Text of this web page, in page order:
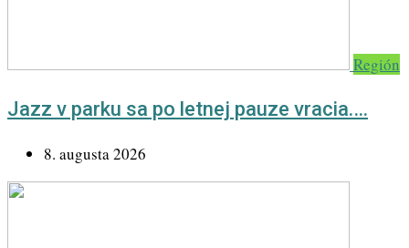
Región
Jazz v parku sa po letnej pauze vracia.…
8. augusta 2026